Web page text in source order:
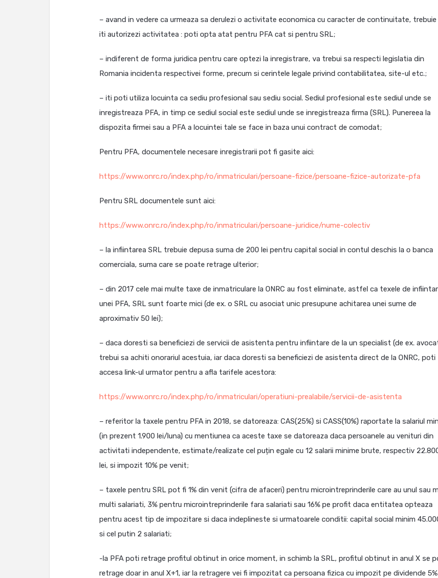
– avand in vedere ca urmeaza sa derulezi o activitate economica cu caracter de continuitate, trebuie
iti autorizezi activitatea : poti opta atat pentru PFA cat si pentru SRL;
– indiferent de forma juridica pentru care optezi la inregistrare, va trebui sa respecti legislatia din
Romania incidenta respectivei forme, precum si cerintele legale privind contabilitatea, site-ul etc.;
– iti poti utiliza locuinta ca sediu profesional sau sediu social. Sediul profesional este sediul unde se
inregistreaza PFA, in timp ce sediul social este sediul unde se inregistreaza firma (SRL). Punereea la
dispozita firmei sau a PFA a locuintei tale se face in baza unui contract de comodat;
Pentru PFA, documentele necesare inregistrarii pot fi gasite aici:
https://www.onrc.ro/index.php/ro/inmatriculari/persoane-fizice/persoane-fizice-autorizate-pfa
Pentru SRL documentele sunt aici:
https://www.onrc.ro/index.php/ro/inmatriculari/persoane-juridice/nume-colectiv
– la infiintarea SRL trebuie depusa suma de 200 lei pentru capital social in contul deschis la o banca
comerciala, suma care se poate retrage ulterior;
– din 2017 cele mai multe taxe de inmatriculare la ONRC au fost eliminate, astfel ca texele de
unei PFA, SRL sunt foarte mici (de ex. o SRL cu asociat unic presupune achitarea unei sume de
aproximativ 50 lei);
– daca doresti sa beneficiezi de servicii de asistenta pentru infiintare de la un specialist (de ex.
trebui sa achiti onorariul acestuia, iar daca doresti sa beneficiezi de asistenta direct de la ONRC, poti
accesa link-ul urmator pentru a afla tarifele acestora:
https://www.onrc.ro/index.php/ro/inmatriculari/operatiuni-prealabile/servicii-de-asistenta
– referitor la taxele pentru PFA in 2018, se datoreaza: CAS(25%) si CASS(10%) raportate la salariul
(in prezent 1.900 lei/luna) cu mentiunea ca aceste taxe se datoreaza daca persoanele au venituri din
activitati independente, estimate/realizate cel puțin egale cu 12 salarii minime brute, respectiv
lei, si impozit 10% pe venit;
– taxele pentru SRL pot fi 1% din venit (cifra de afaceri) pentru microintreprinderile care au unul sau
multi salariati, 3% pentru microintreprinderile fara salariati sau 16% pe profit daca entitatea opteaza
pentru acest tip de impozitare si daca indeplineste si urmatoarele conditii: capital social minim
si cel putin 2 salariati;
-la PFA poti retrage profitul obtinut in orice moment, in schimb la SRL, profitul obtinut in anul X se
retrage doar in anul X+1, iar la retragere vei fi impozitat ca persoana fizica cu impozit pe dividende